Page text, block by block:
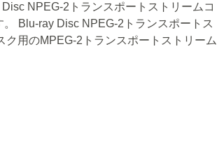
NPEG-2トランスポートストリームコ
Blu-ray Disc NPEG-2トランスポートス
ク用のMPEG-2トランスポートストリーム